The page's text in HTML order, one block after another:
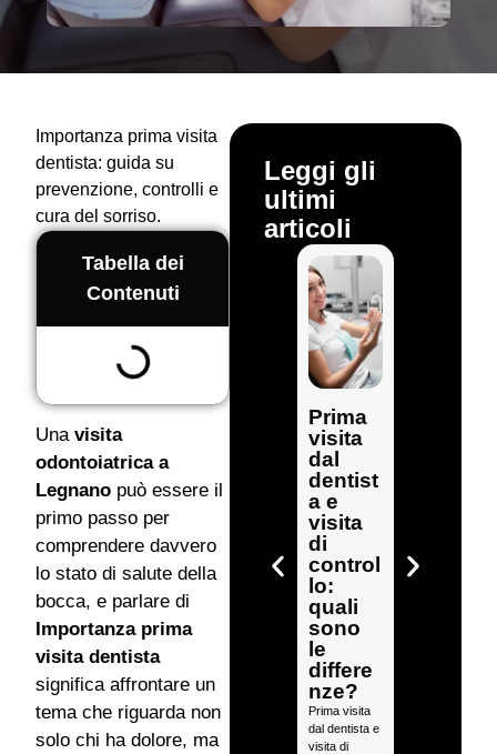
Importanza prima visita
dentista: guida su
prevenzione, controlli e
cura del sorriso.
Tabella dei
Contenuti
Una visita
odontoiatrica a
Legnano può essere il
primo passo per
comprendere davvero
lo stato di salute della
bocca, e parlare di
Importanza prima
visita dentista
significa affrontare un
tema che riguarda non
solo chi ha dolore, ma
Leggi gli
ultimi
articoli
Prima
visita
dal
dentist
a e
visita
di
control
lo:
quali
sono
le
differe
nze?
Prima visita
dal dentista e
visita di
afia?